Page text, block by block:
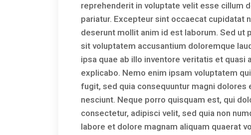
reprehenderit in voluptate velit esse cillum
pariatur. Excepteur sint occaecat cupidatat
deserunt mollit anim id est laborum. Sed ut
sit voluptatem accusantium doloremque
ipsa quae ab illo inventore veritatis et
explicabo. Nemo enim ipsam voluptatem
fugit, sed quia consequuntur magni dolores
nesciunt. Neque porro quisquam est, qui
consectetur, adipisci velit, sed quia non
labore et dolore magnam aliquam quaerat